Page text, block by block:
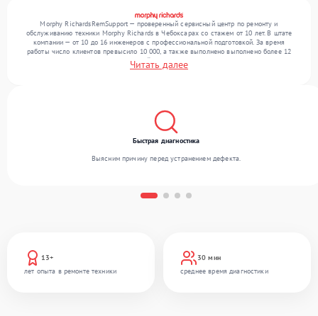
Morphy RichardsRemSupport — проверенный сервисный центр по ремонту и
обслуживанию техники Morphy Richards в Чебоксарах со стажем от 10 лет. В штате
компании — от 10 до 16 инженеров с профессиональной подготовкой. За время
работы число клиентов превысило 10 000, а также выполнено выполнено более 12
000 ремонтов. Ежемесячно в сервисный центр поступает свыше 300 единиц техники,
включая , , . Мы устраняем поломки любой сложности и гарантируем высокое
Читать далее
13+
лет опыта в ремонте техники
30 мин
среднее время диагностики
Быстрая диагностика
Выясним причину перед устранением дефекта.